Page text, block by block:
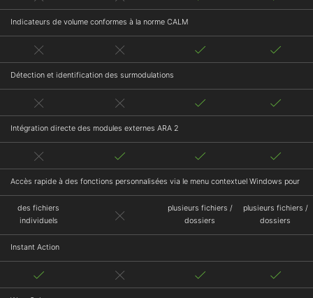
Indicateurs de volume conformes à la norme CALM
Détection et identification des surmodulations
Intégration directe des modules externes ARA 2
Accès rapide à des fonctions personnalisées via le menu contextuel Windows pour
des fichiers
individuels
plusieurs fichiers /
dossiers
plusieurs fichiers /
dossiers
Instant Action